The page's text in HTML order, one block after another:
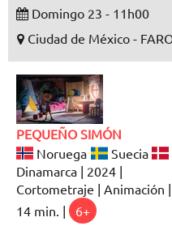
Domingo 23 - 11h00
Ciudad de México -
PEQUEÑO SIMÓN
Noruega
Suecia
Dinamarca | 2024 |
Cortometraje | Animación |
14 min. |
6+